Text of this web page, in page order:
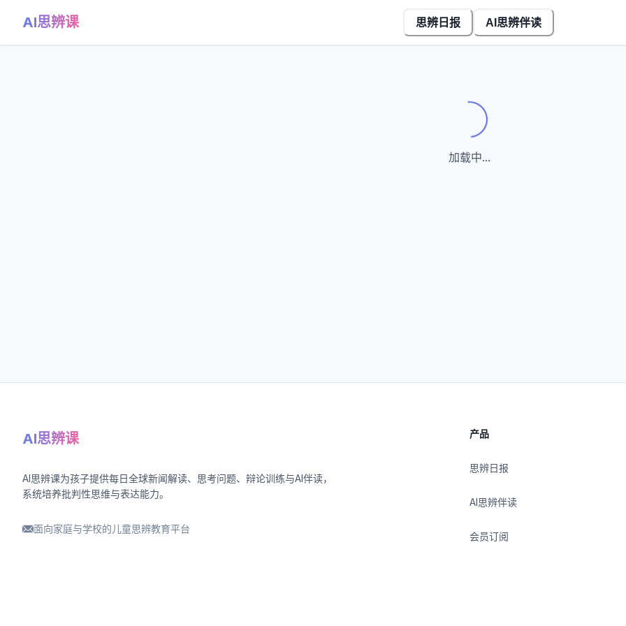
AI思辨课 思辨日报 AI思辨伴读
Loading...
加载中...
AI思辨课
AI思辨课为孩子提供每日全球新闻解读、思考问题、辩论训练与AI伴读，
系统培养批判性思维与表达能力。
面向家庭与学校的儿童思辨教育平台
产品
思辨日报
AI思辨伴读
会员订阅